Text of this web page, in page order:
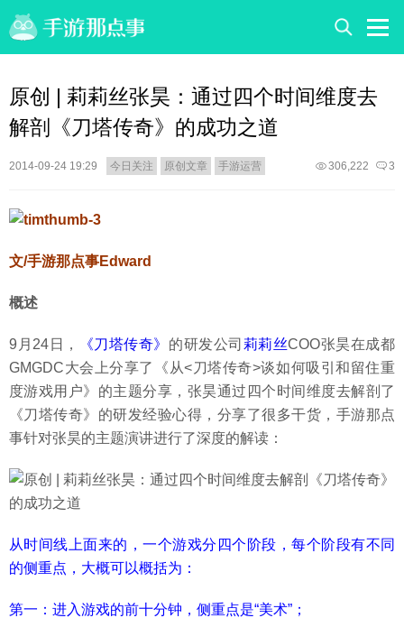
原创 | 莉莉丝张昊：通过四个时间维度去
解剖《刀塔传奇》的成功之道
2014-09-24 19:29 今日关注 原创文章 手游运营 3
306,222
文/手游那点事Edward
概述
9月24日， 《刀塔传奇》 的研发公司 莉莉丝COO张昊在成都
GMGDC大会上分享了《从<刀塔传奇>谈如何吸引和留住重
度游戏用户》的主题分享，张昊通过四个时间维度去解剖了
《刀塔传奇》的研发经验心得，分享了很多干货，手游那点
事针对张昊的主题演讲进行了深度的解读：
从时间线上面来的，一个游戏分四个阶段，每个阶段有不同
的侧重点，大概可以概括为：
第一：进入游戏的前十分钟，侧重点是“美术”；